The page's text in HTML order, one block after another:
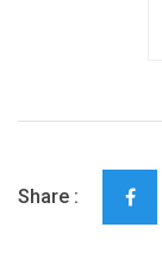
Share :